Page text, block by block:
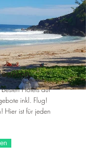
Hotels auf
inkl. Flug!
Hier ist für jeden